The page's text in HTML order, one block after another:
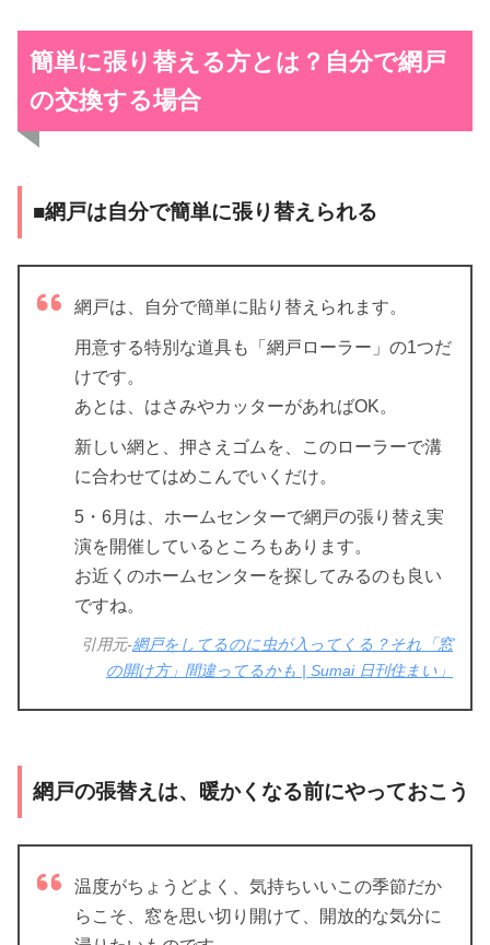
簡単に張り替える方とは？自分で網戸
の交換する場合
■網戸は自分で簡単に張り替えられる
網戸は、自分で簡単に貼り替えられます。
用意する特別な道具も「網戸ローラー」の1つだ
けです。
あとは、はさみやカッターがあればOK。
新しい網と、押さえゴムを、このローラーで溝
に合わせてはめこんでいくだけ。
5・6月は、ホームセンターで網戸の張り替え実
演を開催しているところもあります。
お近くのホームセンターを探してみるのも良い
ですね。
引用元-網戸をしてるのに虫が入ってくる？それ「窓
の開け方」間違ってるかも | Sumai 日刊住まい」
網戸の張替えは、暖かくなる前にやっておこう
温度がちょうどよく、気持ちいいこの季節だか
らこそ、窓を思い切り開けて、開放的な気分に